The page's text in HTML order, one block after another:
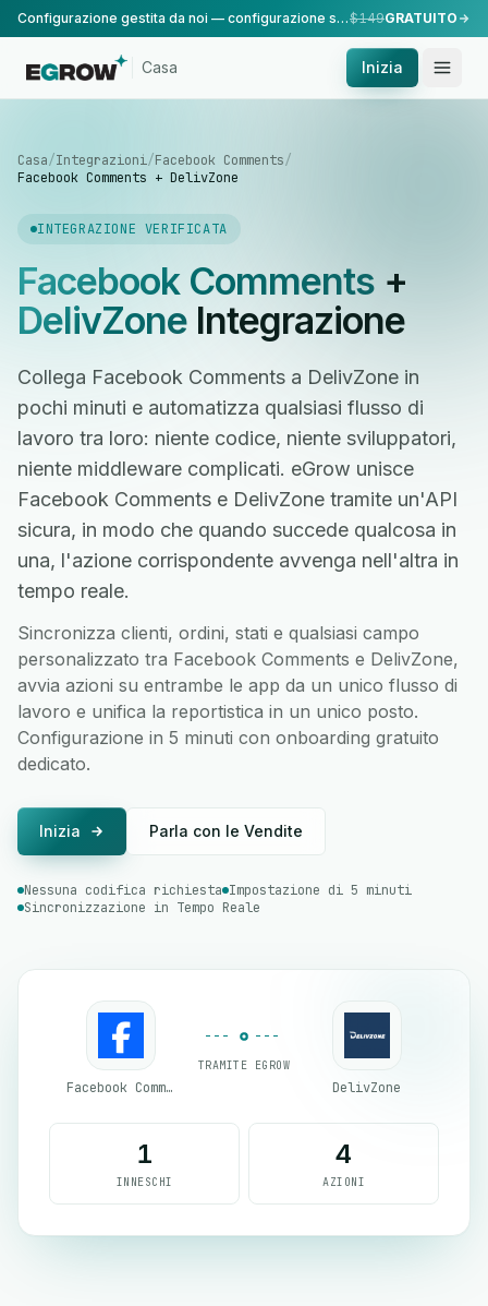
Configurazione gestita da noi — configurazione standard, eseguita dal nostro team.$149GRATUITO
Casa Inizia
Casa/Integrazioni/Facebook Comments/
Facebook Comments + DelivZone
INTEGRAZIONE VERIFICATA
Facebook Comments+
DelivZoneIntegrazione
Collega Facebook Comments a DelivZone in
pochi minuti e automatizza qualsiasi flusso di
lavoro tra loro: niente codice, niente sviluppatori,
niente middleware complicati. eGrow unisce
Facebook Comments e DelivZone tramite un'API
sicura, in modo che quando succede qualcosa in
una, l'azione corrispondente avvenga nell'altra in
tempo reale.
Sincronizza clienti, ordini, stati e qualsiasi campo
personalizzato tra Facebook Comments e DelivZone,
avvia azioni su entrambe le app da un unico flusso di
lavoro e unifica la reportistica in un unico posto.
Configurazione in 5 minuti con onboarding gratuito
dedicato.
Inizia Parla con le Vendite
Nessuna codifica richiesta Impostazione di 5 minuti
Sincronizzazione in Tempo Reale
Facebook Comments
TRAMITE EGROW
DelivZone
1
INNESCHI
4
AZIONI